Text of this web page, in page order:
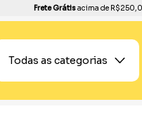
Frete Grátisacima de
Todas as categorias